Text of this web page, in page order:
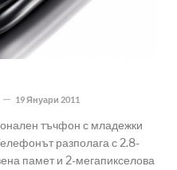
19 Януари 2011
тъчфон с младежки
разполага с 2.8-
памет и 2-мегапикселова